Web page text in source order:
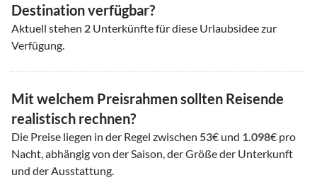
Destination verfügbar?
Aktuell stehen 2 Unterkünfte für diese Urlaubsidee zur
Verfügung.
Mit welchem Preisrahmen sollten Reisende
realistisch rechnen?
Die Preise liegen in der Regel zwischen 53€ und 1.098€ pro
Nacht, abhängig von der Saison, der Größe der Unterkunft
und der Ausstattung.